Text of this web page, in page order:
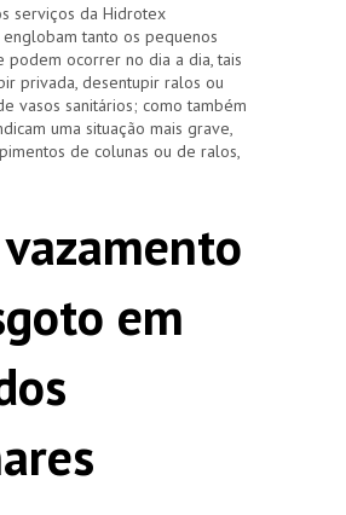
serviços da Hidrotex
tanto os pequenos
podem ocorrer no dia a dia, tais
privada, desentupir ralos ou
vasos sanitários; como também
uma situação mais grave,
de colunas ou de ralos,
vazamento
em